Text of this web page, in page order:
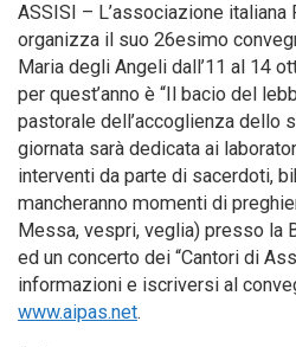
ASSISI – L’associazione
organizza il suo 26esimo
Maria degli Angeli dall’11 al 14
per quest’anno è “Il bacio del
pastorale dell’accoglienza dello
giornata sarà dedicata ai
interventi da parte di sacerdoti,
mancheranno momenti di
Messa, vespri, veglia) presso la
ed un concerto dei “Cantori di
informazioni e iscriversi al
www.aipas.net.